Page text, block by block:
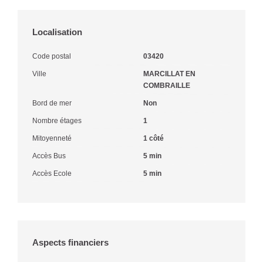
Localisation
Code postal 03420
Ville
MARCILLAT EN
COMBRAILLE
Bord de mer Non
Nombre étages 1
Mitoyenneté 1 côté
Accès Bus 5 min
Accès Ecole 5 min
Aspects financiers